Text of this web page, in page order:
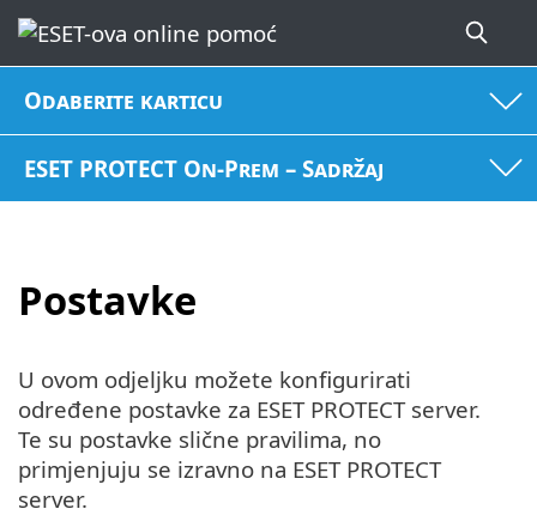
Odaberite karticu
ESET PROTECT On-Prem – Sadržaj
Postavke
U ovom odjeljku možete konfigurirati
određene postavke za ESET PROTECT server.
Te su postavke slične pravilima, no
primjenjuju se izravno na ESET PROTECT
server.